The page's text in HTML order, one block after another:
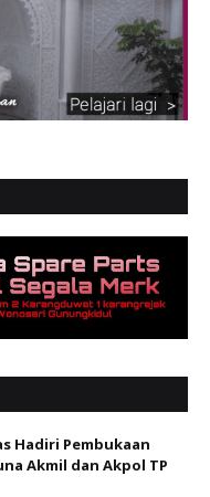
Hadiri Pembukaan
Akmil dan Akpol TP